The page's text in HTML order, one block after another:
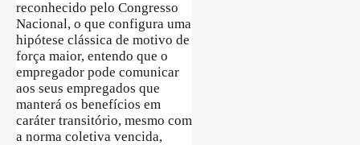
reconhecido pelo Congresso
Nacional, o que configura uma
hipótese clássica de motivo de
força maior, entendo que o
empregador pode comunicar
aos seus empregados que
manterá os benefícios em
caráter transitório, mesmo com
a norma coletiva vencida,